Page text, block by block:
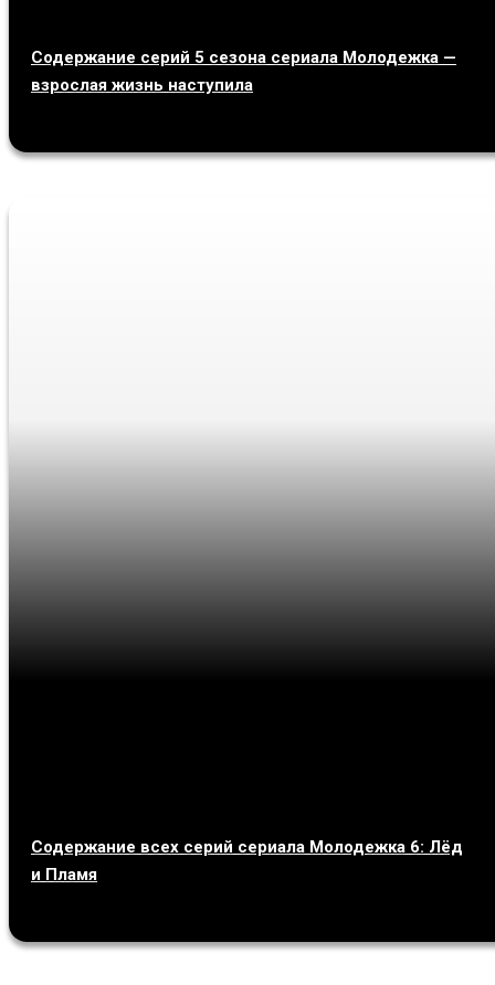
Содержание серий 5 сезона сериала Молодежка —
взрослая жизнь наступила
Содержание всех серий сериала Молодежка 6: Лёд
и Пламя